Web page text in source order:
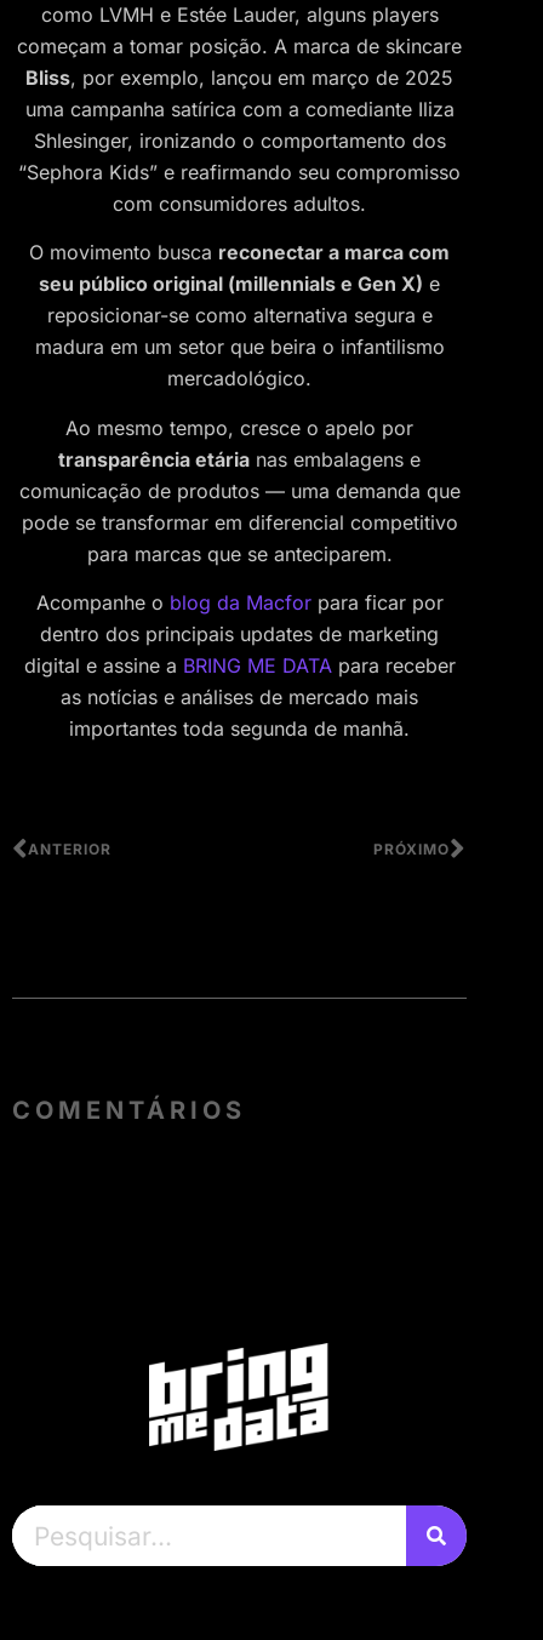
como LVMH e Estée Lauder, alguns players
começam a tomar posição. A marca de skincare
Bliss, por exemplo, lançou em março de 2025
uma campanha satírica com a comediante Iliza
Shlesinger, ironizando o comportamento dos
“Sephora Kids” e reafirmando seu compromisso
com consumidores adultos.
O movimento busca reconectar a marca com
seu público original (millennials e Gen X) e
reposicionar-se como alternativa segura e
madura em um setor que beira o infantilismo
mercadológico.
Ao mesmo tempo, cresce o apelo por
transparência etária nas embalagens e
comunicação de produtos — uma demanda que
pode se transformar em diferencial competitivo
para marcas que se anteciparem.
Acompanhe o blog da Macforpara ficar por
dentro dos principais updates de marketing
digital e assine a BRING ME DATApara receber
as notícias e análises de mercado mais
importantes toda segunda de manhã.
ANTERIOR PRÓXIMO
COMENTÁRIOS